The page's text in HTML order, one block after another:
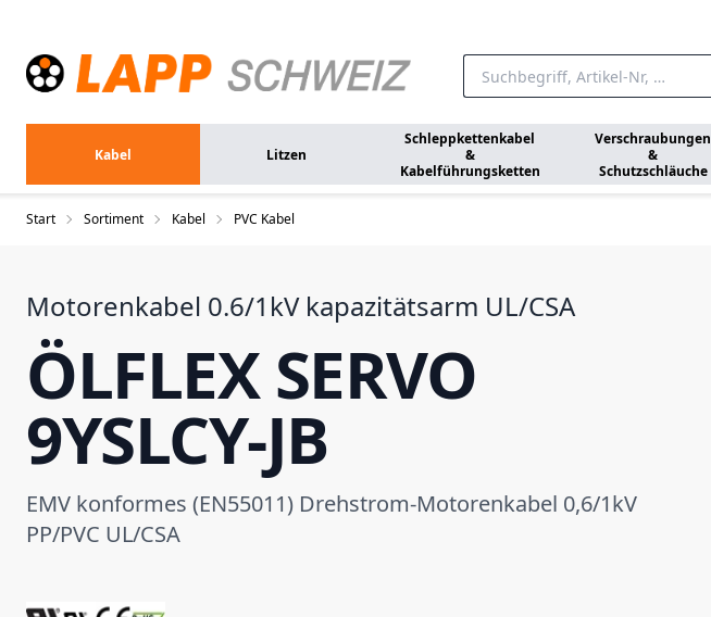
Kabel Litzen
Schleppkettenkabel
&
Kabelführungsketten
Verschraubungen
&
Schutzschläuche
Start Sortiment Kabel PVC Kabel
Motorenkabel 0.6/1kV kapazitätsarm UL/CSA
ÖLFLEX SERVO
9YSLCY-JB
EMV konformes (EN55011) Drehstrom-Motorenkabel 0,6/1kV
PP/PVC UL/CSA